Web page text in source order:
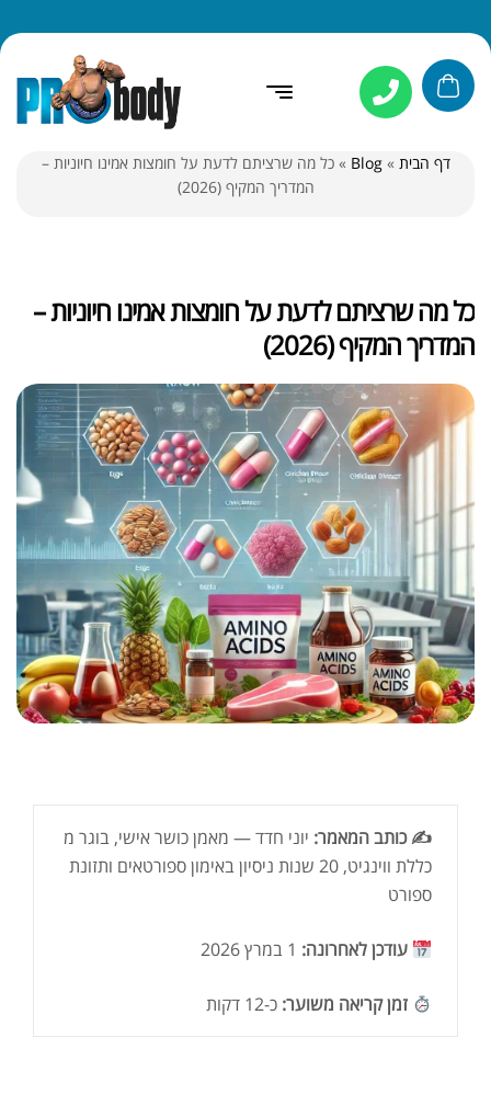
דף הבית »
Blog
»כל מה שרציתם לדעת על חומצות אמינו חיוניות –
המדריך המקיף (2026)
כל מה שרציתם לדעת על חומצות אמינו חיוניות –
המדריך המקיף (2026)
✍️ כותב המאמר: יוני חדד — מאמן כושר אישי, בוגר מ
כללת ווינגיט, 20 שנות ניסיון באימון ספורטאים ותזונת
ספורט
עודכן לאחרונה: 1 במרץ 2026
זמן קריאה משוער: כ-12 דקות